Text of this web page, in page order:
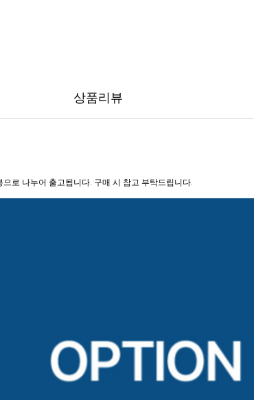
상품리뷰
로 나누어 출고됩니다. 구매 시 참고 부탁드립니다.